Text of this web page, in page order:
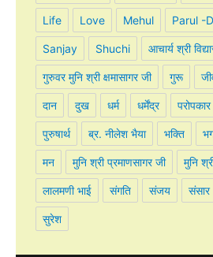
Life Love Mehul Parul -
Sanjay Shuchi आचार्य श्री
गुरुवर मुनि श्री क्षमासागर जी गुरू
दान दुख धर्म धर्मेंद्र परोपकार
पुरुषार्थ ब्र. नीलेश भैया भक्ति
मन मुनि श्री प्रमाणसागर जी मुनि
लालमणी भाई संगति संजय संसार
सुरेश